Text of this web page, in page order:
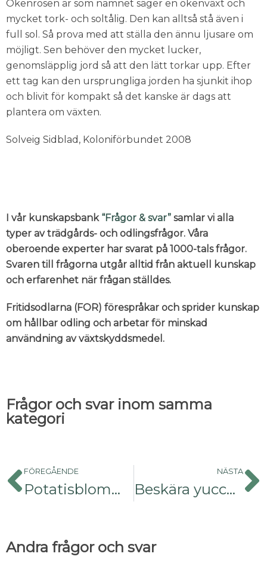
Ökenrosen är som namnet säger en ökenväxt och
mycket tork- och soltålig. Den kan alltså stå även i
full sol. Så prova med att ställa den ännu ljusare om
möjligt. Sen behöver den mycket lucker,
genomsläpplig jord så att den lätt torkar upp. Efter
ett tag kan den ursprungliga jorden ha sjunkit ihop
och blivit för kompakt så det kanske är dags att
plantera om växten.
Solveig Sidblad, Koloniförbundet 2008
I vår kunskapsbank “Frågor & svar” samlar vi alla
typer av trädgårds- och odlingsfrågor. Våra
oberoende experter har svarat på 1000-tals frågor.
Svaren till frågorna utgår alltid från aktuell kunskap
och erfarenhet när frågan ställdes.
Fritidsodlarna (FOR) förespråkar och sprider kunskap
om hållbar odling och arbetar för minskad
användning av växtskyddsmedel.
Frågor och svar inom samma
kategori
FÖREGÅENDE
Potatisblomma
NÄSTA
Beskära yuccalilja/yuccapalm
Andra frågor och svar